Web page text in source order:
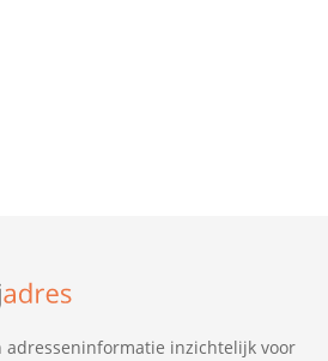
adresseninformatie inzichtelijk voor